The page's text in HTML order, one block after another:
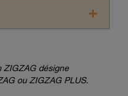
technique pour
complément
ZIGZAG désigne
ou ZIGZAG PLUS.